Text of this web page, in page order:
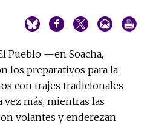
Pueblo —en Soacha,
los preparativos para la
con trajes tradicionales
vez más, mientras las
volantes y enderezan